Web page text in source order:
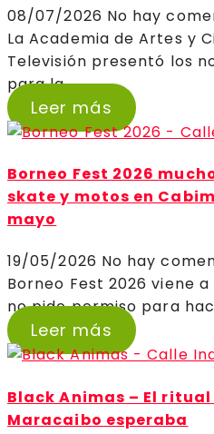
08/07/2026 No hay
La Academia de Artes y
Televisión presentó los
para la...
Leer más
Borneo Fest 2026
skate y motos en
mayo
19/05/2026 No hay
Borneo Fest 2026 viene
no pide permiso para
Leer más
Black Animas – El
Maracaibo esperaba